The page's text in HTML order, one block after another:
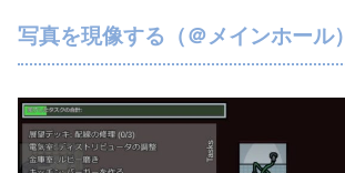
写真を現像する（＠メインホール）